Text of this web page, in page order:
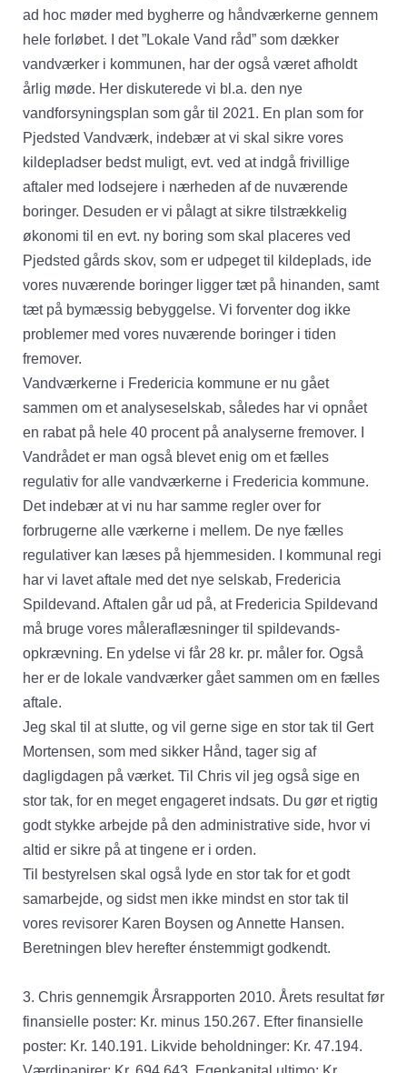
ad hoc møder med bygherre og håndværkerne gennem
hele forløbet. I det ”Lokale Vand råd” som dækker
vandværker i kommunen, har der også været afholdt
årlig møde. Her diskuterede vi bl.a. den nye
vandforsyningsplan som går til 2021. En plan som for
Pjedsted Vandværk, indebær at vi skal sikre vores
kildepladser bedst muligt, evt. ved at indgå frivillige
aftaler med lodsejere i nærheden af de nuværende
boringer. Desuden er vi pålagt at sikre tilstrækkelig
økonomi til en evt. ny boring som skal placeres ved
Pjedsted gårds skov, som er udpeget til kildeplads, ide
vores nuværende boringer ligger tæt på hinanden, samt
tæt på bymæssig bebyggelse. Vi forventer dog ikke
problemer med vores nuværende boringer i tiden
fremover.
Vandværkerne i Fredericia kommune er nu gået
sammen om et analyseselskab, således har vi opnået
en rabat på hele 40 procent på analyserne fremover. I
Vandrådet er man også blevet enig om et fælles
regulativ for alle vandværkerne i Fredericia kommune.
Det indebær at vi nu har samme regler over for
forbrugerne alle værkerne i mellem. De nye fælles
regulativer kan læses på hjemmesiden. I kommunal regi
har vi lavet aftale med det nye selskab, Fredericia
Spildevand. Aftalen går ud på, at Fredericia Spildevand
må bruge vores måleraflæsninger til spildevands-
opkrævning. En ydelse vi får 28 kr. pr. måler for. Også
her er de lokale vandværker gået sammen om en fælles
aftale.
Jeg skal til at slutte, og vil gerne sige en stor tak til Gert
Mortensen, som med sikker Hånd, tager sig af
dagligdagen på værket. Til Chris vil jeg også sige en
stor tak, for en meget engageret indsats. Du gør et rigtig
godt stykke arbejde på den administrative side, hvor vi
altid er sikre på at tingene er i orden.
Til bestyrelsen skal også lyde en stor tak for et godt
samarbejde, og sidst men ikke mindst en stor tak til
vores revisorer Karen Boysen og Annette Hansen.
Beretningen blev herefter énstemmigt godkendt.
3. Chris gennemgik Årsrapporten 2010. Årets resultat før
finansielle poster: Kr. minus 150.267. Efter finansielle
poster: Kr. 140.191. Likvide beholdninger: Kr. 47.194.